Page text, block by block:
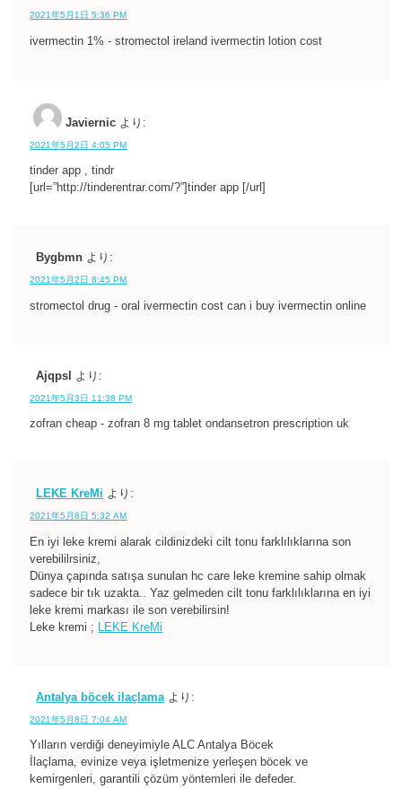
2021年5月1日 5:36 PM
ivermectin 1% - stromectol ireland ivermectin lotion cost
Javiernic より:
2021年5月2日 4:05 PM
tinder app , tindr
[url=”http://tinderentrar.com/?”]tinder app [/url]
Bygbmn より:
2021年5月2日 8:45 PM
stromectol drug - oral ivermectin cost can i buy ivermectin online
Ajqpsl より:
2021年5月3日 11:38 PM
zofran cheap - zofran 8 mg tablet ondansetron prescription uk
LEKE KreMi より:
2021年5月8日 5:32 AM
En iyi leke kremi alarak cildinizdeki cilt tonu farklılıklarına son
verebililrsiniz,
Dünya çapında satışa sunulan hc care leke kremine sahip olmak
sadece bir tık uzakta.. Yaz gelmeden cilt tonu farklılıklarına en iyi
leke kremi markası ile son verebilirsin!
Leke kremi ; LEKE KreMi
Antalya böcek ilaçlama より:
2021年5月8日 7:04 AM
Yılların verdiği deneyimiyle ALC Antalya Böcek
İlaçlama, evinize veya işletmenize yerleşen böcek ve
kemirgenleri, garantili çözüm yöntemleri ile defeder.